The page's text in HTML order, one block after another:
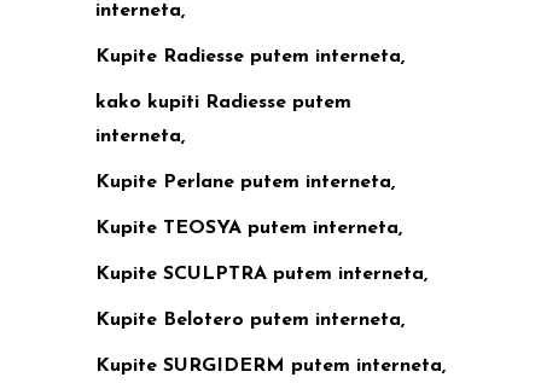
interneta,
Kupite Radiesse putem interneta,
kako kupiti Radiesse putem
interneta,
Kupite Perlane putem interneta,
Kupite TEOSYA putem interneta,
Kupite SCULPTRA putem interneta,
Kupite Belotero putem interneta,
Kupite SURGIDERM putem interneta,